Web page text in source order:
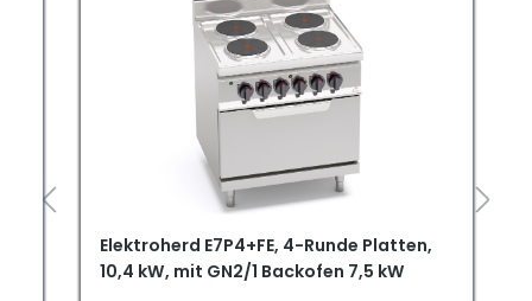
Elektroherd E7P4+FE, 4-Runde Platten,
10,4 kW, mit GN2/1 Backofen 7,5 kW